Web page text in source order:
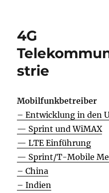
4G
strie
Mobilfunkbetreiber
– Entwicklung in den
— Sprint und WiMAX
— LTE Einführung
— Sprint/T-Mobile
– China
– Indien